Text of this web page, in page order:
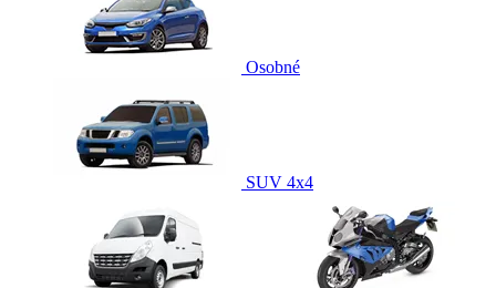
Osobné
SUV 4x4